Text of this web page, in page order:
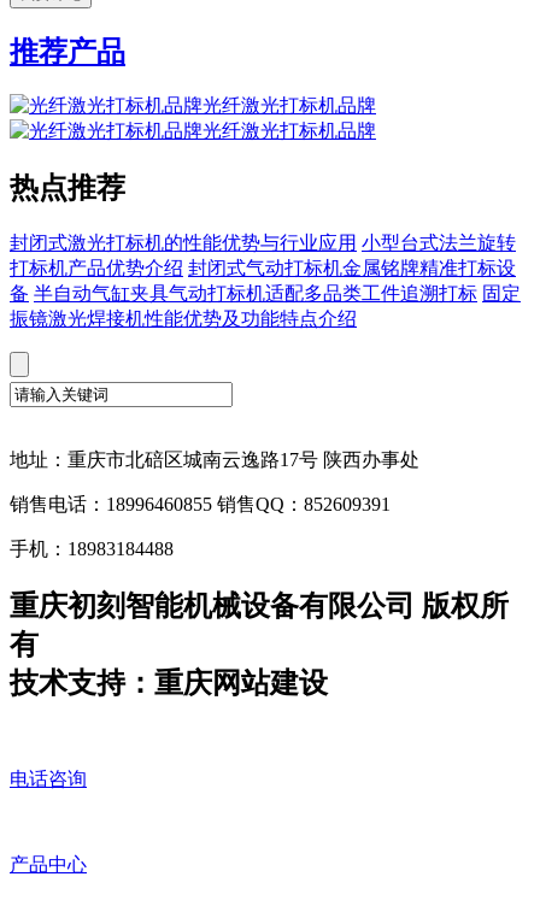
推荐产品
光纤激光打标机品牌
光纤激光打标机品牌
热点推荐
封闭式激光打标机的性能优势与行业应用 小型台式法兰旋转
打标机产品优势介绍 封闭式气动打标机金属铭牌精准打标设
备 半自动气缸夹具气动打标机适配多品类工件追溯打标 固定
振镜激光焊接机性能优势及功能特点介绍
地址：重庆市北碚区城南云逸路17号 陕西办事处
销售电话：18996460855 销售QQ：852609391
手机：18983184488
重庆初刻智能机械设备有限公司 版权所
有
技术支持：重庆网站建设
电话咨询
产品中心